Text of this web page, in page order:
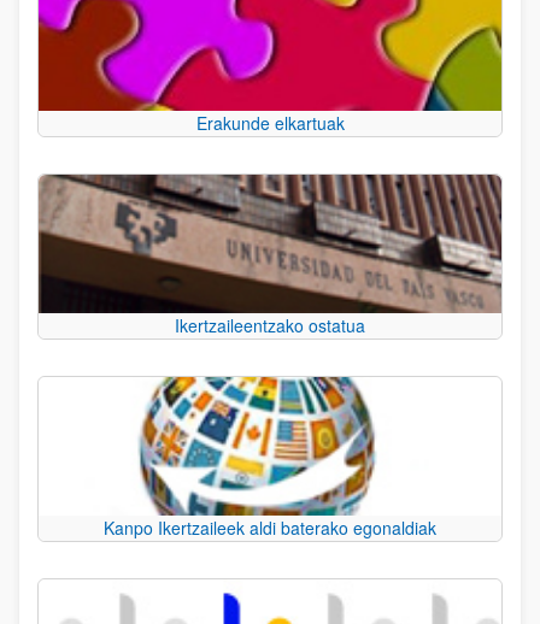
Erakunde elkartuak
Ikertzaileentzako ostatua
Kanpo Ikertzaileek aldi baterako egonaldiak